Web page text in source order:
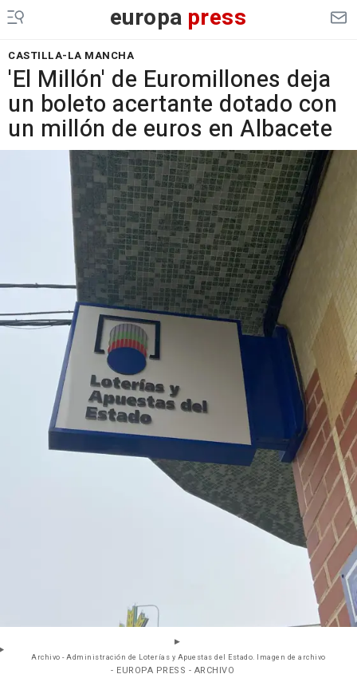
europa press
CASTILLA-LA MANCHA
'El Millón' de Euromillones deja
un boleto acertante dotado con
un millón de euros en Albacete
Archivo - Administración de Loterías y Apuestas del Estado. Imagen de archivo
- EUROPA PRESS - ARCHIVO